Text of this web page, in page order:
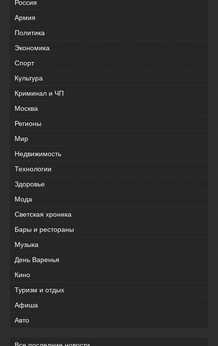
Россия
Армия
Политика
Экономика
Спорт
Культура
Криминал и ЧП
Москва
Регионы
Мир
Недвижимость
Технологии
Здоровье
Мода
Светская хроника
Бары и рестораны
Музыка
День Варенья
Кино
Туризм и отдых
Афиша
Авто